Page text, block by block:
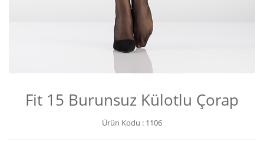
Fit 15 Burunsuz Külotlu Çorap
Ürün Kodu : 1106